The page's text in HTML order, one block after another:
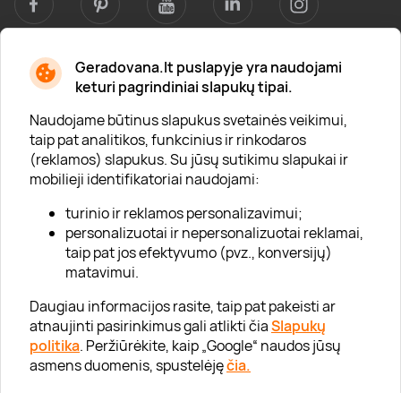
Geradovana.lt puslapyje yra naudojami
keturi pagrindiniai slapukų tipai.
Naudojame būtinus slapukus svetainės veikimui,
taip pat analitikos, funkcinius ir rinkodaros
(reklamos) slapukus. Su jūsų sutikimu slapukai ir
mobilieji identifikatoriai naudojami:
turinio ir reklamos personalizavimui;
personalizuotai ir nepersonalizuotai reklamai,
taip pat jos efektyvumo (pvz., konversijų)
matavimui.
Daugiau informacijos rasite, taip pat pakeisti ar
atnaujinti pasirinkimus gali atlikti čiaSlapukų
politika. Peržiūrėkite, kaip „Google“ naudos jūsų
asmens duomenis, spustelėjęčia.
Apie mus
Apie „Gera Dovana“
Lojalumo klubas
Karjera
Visi partneriai
Kontaktai
Tinklaraštis
Informacija